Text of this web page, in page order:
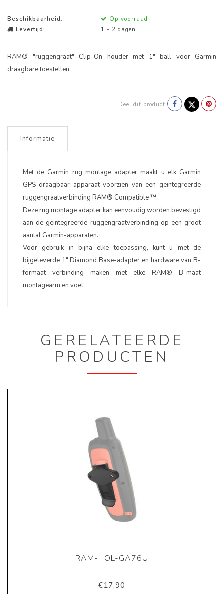
Beschikbaarheid:
Op voorraad
Levertijd:
1 - 2 dagen
RAM® "ruggengraat" Clip-On houder met 1" ball voor Garmin
draagbare toestellen
Deel dit product
Informatie
Met de Garmin rug montage adapter maakt u elk Garmin
GPS-draagbaar apparaat voorzien van een geïntegreerde
ruggengraatverbinding RAM® Compatible ™.
Deze rug montage adapter kan eenvoudig worden bevestigd
aan de geïntegreerde ruggengraatverbinding op een groot
aantal Garmin-apparaten.
Voor gebruik in bijna elke toepassing, kunt u met de
bijgeleverde 1" Diamond Base-adapter en hardware van B-
formaat verbinding maken met elke RAM® B-maat
montagearm en voet.
GERELATEERDE
PRODUCTEN
RAM-HOL-GA76U
€17,90